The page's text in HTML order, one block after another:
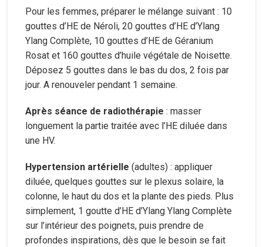
Pour les femmes, préparer le mélange suivant : 10
gouttes d’HE de Néroli, 20 gouttes d’HE d’Ylang
Ylang Complète, 10 gouttes d’HE de Géranium
Rosat et 160 gouttes d’huile végétale de Noisette.
Déposez 5 gouttes dans le bas du dos, 2 fois par
jour. A renouveler pendant 1 semaine.
Après séance de radiothérapie : masser
longuement la partie traitée avec l’HE diluée dans
une HV.
Hypertension artérielle (adultes) : appliquer
diluée, quelques gouttes sur le plexus solaire, la
colonne, le haut du dos et la plante des pieds. Plus
simplement, 1 goutte d’HE d’Ylang Ylang Complète
sur l’intérieur des poignets, puis prendre de
profondes inspirations, dès que le besoin se fait